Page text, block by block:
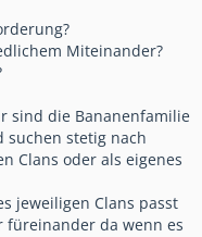
Miteinander?
sind die Bananenfamilie
suchen stetig nach
Clans oder als eigenes
jeweiligen Clans passt
da wenn es